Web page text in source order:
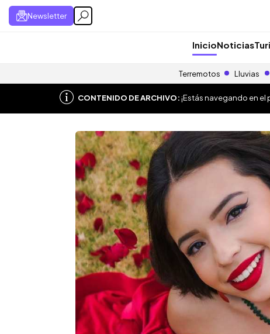
Newsletter
InicioNoticias
Terremotos Lluvias
CONTENIDO DE ARCHIVO:¡Estás navegando en el